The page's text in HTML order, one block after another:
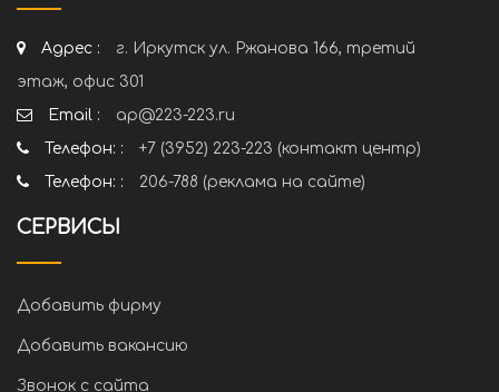
Адрес :
г. Иркутск ул. Ржанова 166, третий
этаж, офис 301
Email :
ap@223-223.ru
Телефон: :
+7 (3952) 223-223 (контакт центр)
Телефон: :
206-788 (реклама на сайте)
СЕРВИСЫ
Добавить фирму
Добавить вакансию
Звонок с сайта